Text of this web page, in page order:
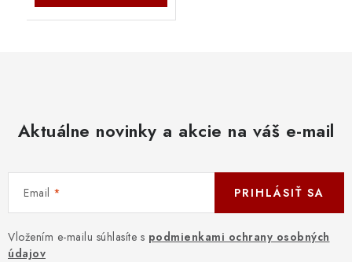
Aktuálne novinky a akcie na váš e-mail
Email
Vložením e-mailu súhlasíte s podmienkami ochrany osobných
údajov
PRIHLÁSIŤ SA